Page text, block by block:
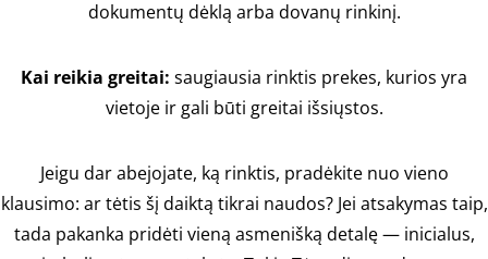
dokumentų dėklą arba dovanų rinkinį.
Kai reikia greitai: saugiausia rinktis prekes, kurios yra
vietoje ir gali būti greitai išsiųstos.
Jeigu dar abejojate, ką rinktis, pradėkite nuo vieno
klausimo: ar tėtis šį daiktą tikrai naudos? Jei atsakymas taip,
tada pakanka pridėti vieną asmenišką detalę — inicialus,